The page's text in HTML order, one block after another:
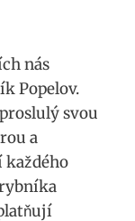
nás
Popelov.
svou
a